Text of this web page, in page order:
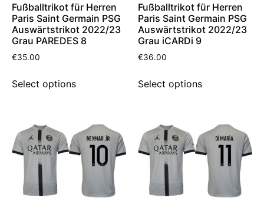
Fußballtrikot für Herren
Paris Saint Germain PSG
Auswärtstrikot 2022/23
Grau PAREDES 8
€35.00
Select options
Fußballtrikot für Herren
Paris Saint Germain PSG
Auswärtstrikot 2022/23
Grau iCARDi 9
€36.00
Select options